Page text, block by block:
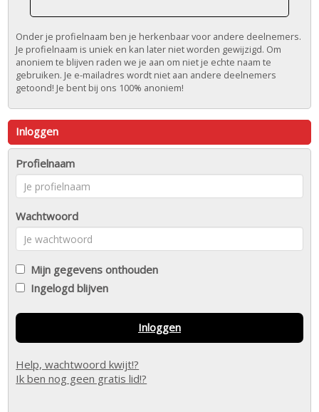
Onder je profielnaam ben je herkenbaar voor andere deelnemers.
Je profielnaam is uniek en kan later niet worden gewijzigd. Om
anoniem te blijven raden we je aan om niet je echte naam te
gebruiken. Je e-mailadres wordt niet aan andere deelnemers
getoond! Je bent bij ons 100% anoniem!
Inloggen
Profielnaam
Wachtwoord
Mijn gegevens onthouden
Ingelogd blijven
Inloggen
Help, wachtwoord kwijt!?
Ik ben nog geen gratis lid!?